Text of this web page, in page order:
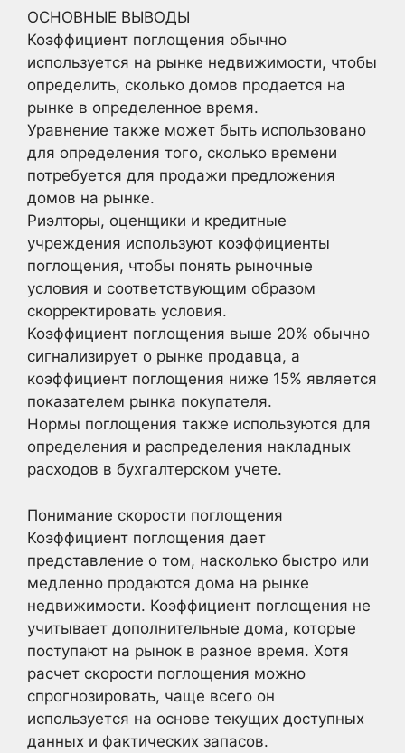
ОСНОВНЫЕ ВЫВОДЫ
Коэффициент поглощения обычно
используется на рынке недвижимости, чтобы
определить, сколько домов продается на
рынке в определенное время.
Уравнение также может быть использовано
для определения того, сколько времени
потребуется для продажи предложения
домов на рынке.
Риэлторы, оценщики и кредитные
учреждения используют коэффициенты
поглощения, чтобы понять рыночные
условия и соответствующим образом
скорректировать условия.
Коэффициент поглощения выше 20% обычно
сигнализирует о рынке продавца, а
коэффициент поглощения ниже 15% является
показателем рынка покупателя.
Нормы поглощения также используются для
определения и распределения накладных
расходов в бухгалтерском учете.
Понимание скорости поглощения
Коэффициент поглощения дает
представление о том, насколько быстро или
медленно продаются дома на рынке
недвижимости. Коэффициент поглощения не
учитывает дополнительные дома, которые
поступают на рынок в разное время. Хотя
расчет скорости поглощения можно
спрогнозировать, чаще всего он
используется на основе текущих доступных
данных и фактических запасов.